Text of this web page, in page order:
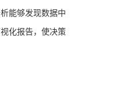
能够发现数据中
化报告，使决策